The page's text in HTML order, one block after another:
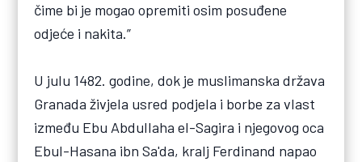
čime bi je mogao opremiti osim posuđene
odjeće i nakita.”
U julu 1482. godine, dok je muslimanska država
Granada živjela usred podjela i borbe za vlast
između Ebu Abdullaha el-Sagira i njegovog oca
Ebul-Hasana ibn Sa'da, kralj Ferdinand napao